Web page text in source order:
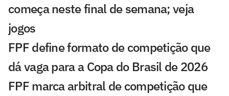
começa neste final de semana; veja
jogos
FPF define formato de competição que
dá vaga para a Copa do Brasil de 2026
FPF marca arbitral de competição que